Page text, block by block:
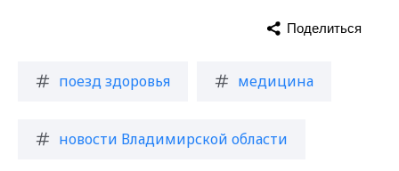
поезд здоровья медицина
новости Владимирской области
Поделиться